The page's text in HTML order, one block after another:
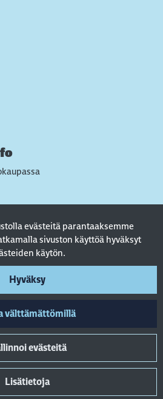
evästeitä parantaaksemme
sivuston käyttöä hyväksyt
käytön.
Hyväksy
välttämättömillä
evästeitä
Lisätietoja
mediassa